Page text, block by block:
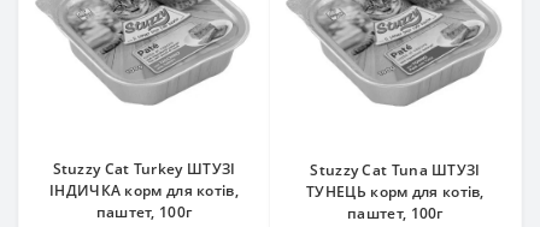
Stuzzy Cat Turkey ШТУЗІ
ІНДИЧКА корм для котів,
паштет, 100г
Stuzzy Cat Tuna ШТУЗІ
ТУНЕЦЬ корм для котів,
паштет, 100г